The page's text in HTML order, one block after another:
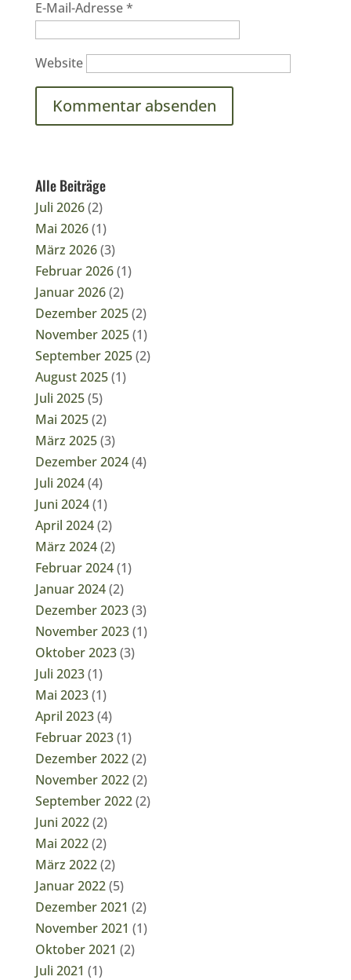
E-Mail-Adresse*
Website
Alle Beiträge
Juli 2026(2)
Mai 2026(1)
März 2026(3)
Februar 2026(1)
Januar 2026(2)
Dezember 2025(2)
November 2025(1)
September 2025(2)
August 2025(1)
Juli 2025(5)
Mai 2025(2)
März 2025(3)
Dezember 2024(4)
Juli 2024(4)
Juni 2024(1)
April 2024(2)
März 2024(2)
Februar 2024(1)
Januar 2024(2)
Dezember 2023(3)
November 2023(1)
Oktober 2023(3)
Juli 2023(1)
Mai 2023(1)
April 2023(4)
Februar 2023(1)
Dezember 2022(2)
November 2022(2)
September 2022(2)
Juni 2022(2)
Mai 2022(2)
März 2022(2)
Januar 2022(5)
Dezember 2021 (2)
November 2021 (1)
Oktober 2021 (2)
Juli 2021 (1)